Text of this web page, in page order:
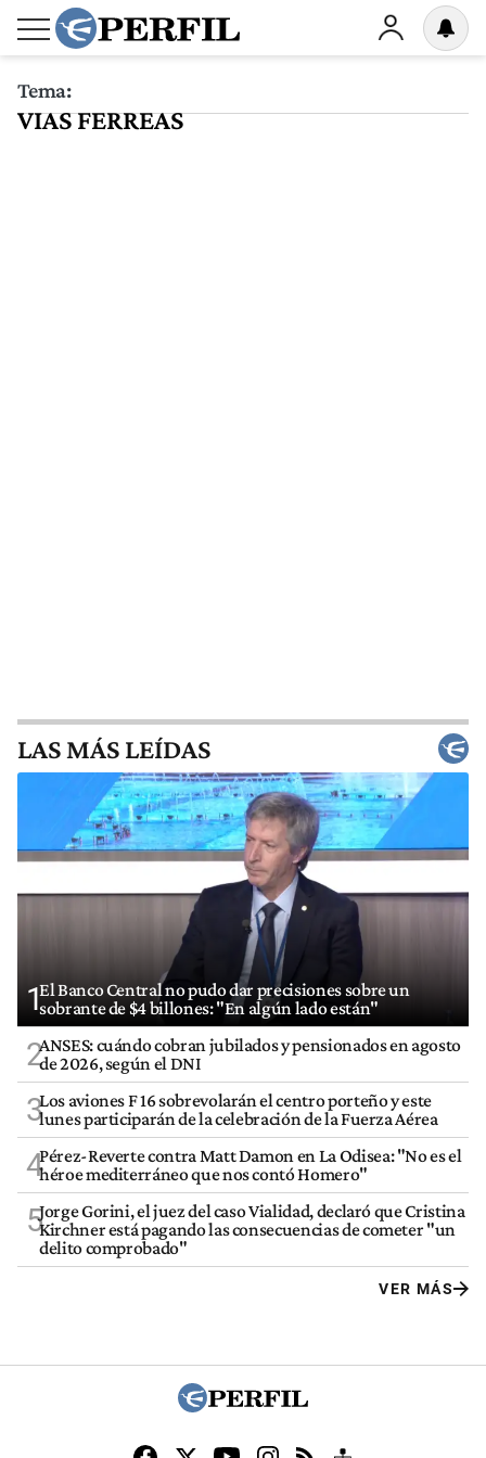
Tema:
VIAS FERREAS
LAS MÁS LEÍDAS
1El Banco Central no pudo dar precisiones sobre un
sobrante de $4 billones: "En algún lado están"
2ANSES: cuándo cobran jubilados y pensionados en agosto
de 2026, según el DNI
3Los aviones F 16 sobrevolarán el centro porteño y este
lunes participarán de la celebración de la Fuerza Aérea
4Pérez-Reverte contra Matt Damon en La Odisea: "No es el
héroe mediterráneo que nos contó Homero"
5Jorge Gorini, el juez del caso Vialidad, declaró que Cristina
Kirchner está pagando las consecuencias de cometer "un
delito comprobado"
VER MÁS